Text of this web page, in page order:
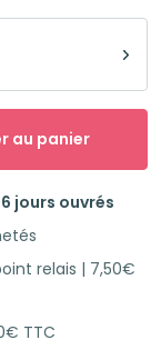
au panier
jours ouvrés
relais | 7,50€
TTC